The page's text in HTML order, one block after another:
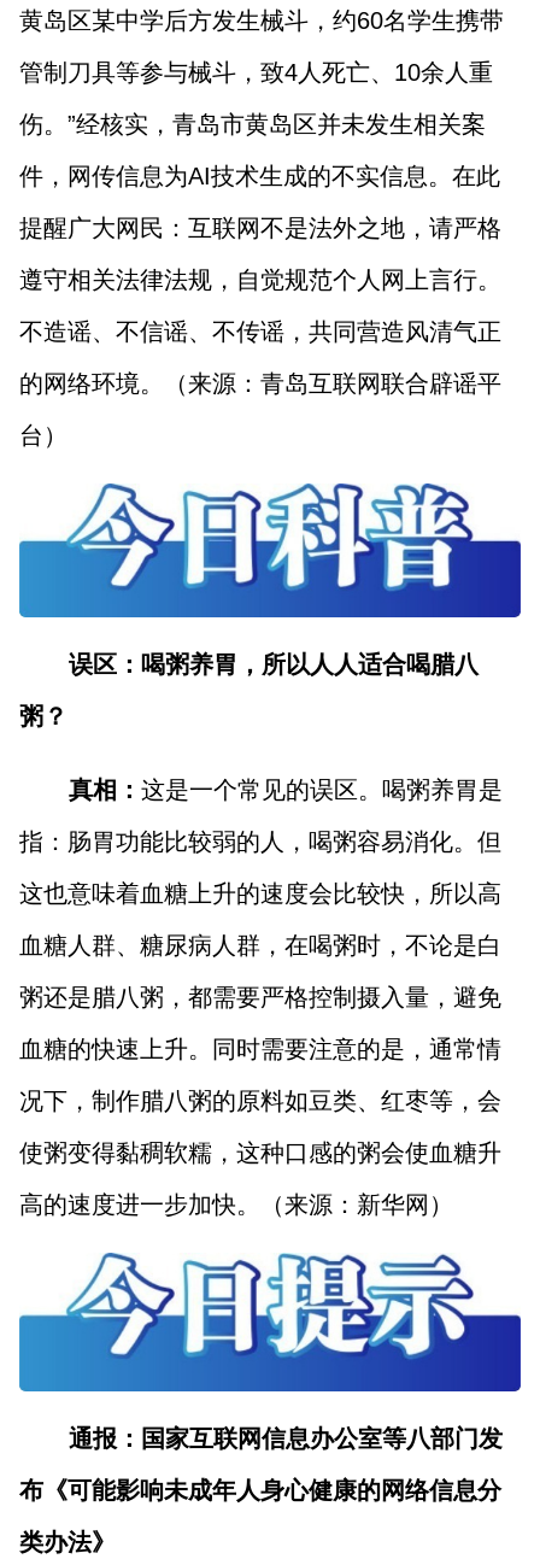
黄岛区某中学后方发生械斗，约60名学生携带
管制刀具等参与械斗，致4人死亡、10余人重
伤。”经核实，青岛市黄岛区并未发生相关案
件，网传信息为AI技术生成的不实信息。在此
提醒广大网民：互联网不是法外之地，请严格
遵守相关法律法规，自觉规范个人网上言行。
不造谣、不信谣、不传谣，共同营造风清气正
的网络环境。（来源：青岛互联网联合辟谣平
台）
误区：喝粥养胃，所以人人适合喝腊八
粥？
真相： 这是一个常见的误区。喝粥养胃是
指：肠胃功能比较弱的人，喝粥容易消化。但
这也意味着血糖上升的速度会比较快，所以高
血糖人群、糖尿病人群，在喝粥时，不论是白
粥还是腊八粥，都需要严格控制摄入量，避免
血糖的快速上升。同时需要注意的是，通常情
况下，制作腊八粥的原料如豆类、红枣等，会
使粥变得黏稠软糯，这种口感的粥会使血糖升
高的速度进一步加快。（来源：新华网）
通报：国家互联网信息办公室等八部门发
布《可能影响未成年人身心健康的网络信息分
类办法》